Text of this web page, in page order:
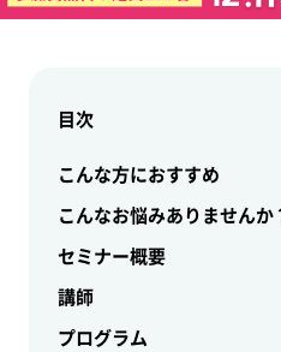
目次
こんな方におすすめ
こんなお悩みありませんか
セミナー概要
講師
プログラム